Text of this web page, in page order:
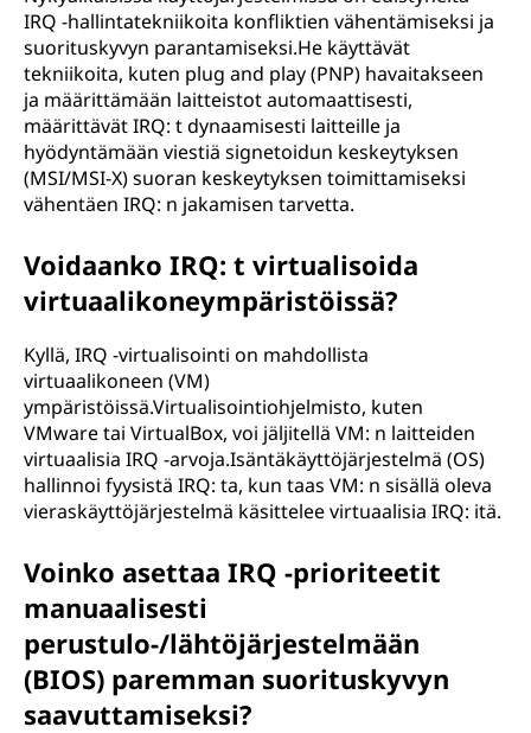
IRQ -hallintatekniikoita konfliktien vähentämiseksi ja
suorituskyvyn parantamiseksi.He käyttävät
tekniikoita, kuten plug and play (PNP) havaitakseen
ja määrittämään laitteistot automaattisesti,
määrittävät IRQ: t dynaamisesti laitteille ja
hyödyntämään viestiä signetoidun keskeytyksen
(MSI/MSI-X) suoran keskeytyksen toimittamiseksi
vähentäen IRQ: n jakamisen tarvetta.
Voidaanko IRQ: t virtualisoida
virtuaalikoneympäristöissä?
Kyllä, IRQ -virtualisointi on mahdollista
virtuaalikoneen (VM)
ympäristöissä.Virtualisointiohjelmisto, kuten
VMware tai VirtualBox, voi jäljitellä VM: n laitteiden
virtuaalisia IRQ -arvoja.Isäntäkäyttöjärjestelmä (OS)
hallinnoi fyysistä IRQ: ta, kun taas VM: n sisällä oleva
vieraskäyttöjärjestelmä käsittelee virtuaalisia IRQ: itä.
Voinko asettaa IRQ -prioriteetit
manuaalisesti
perustulo-/lähtöjärjestelmään
(BIOS) paremman suorituskyvyn
saavuttamiseksi?